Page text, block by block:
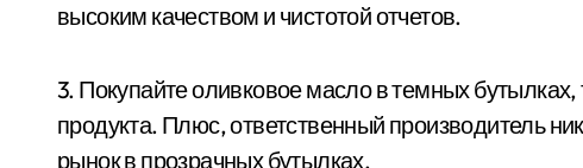
высоким качеством и чистотой отчетов.
3. Покупайте оливковое масло в темных бутылках,
продукта. Плюс, ответственный производитель
рынок в прозрачных бутылках.